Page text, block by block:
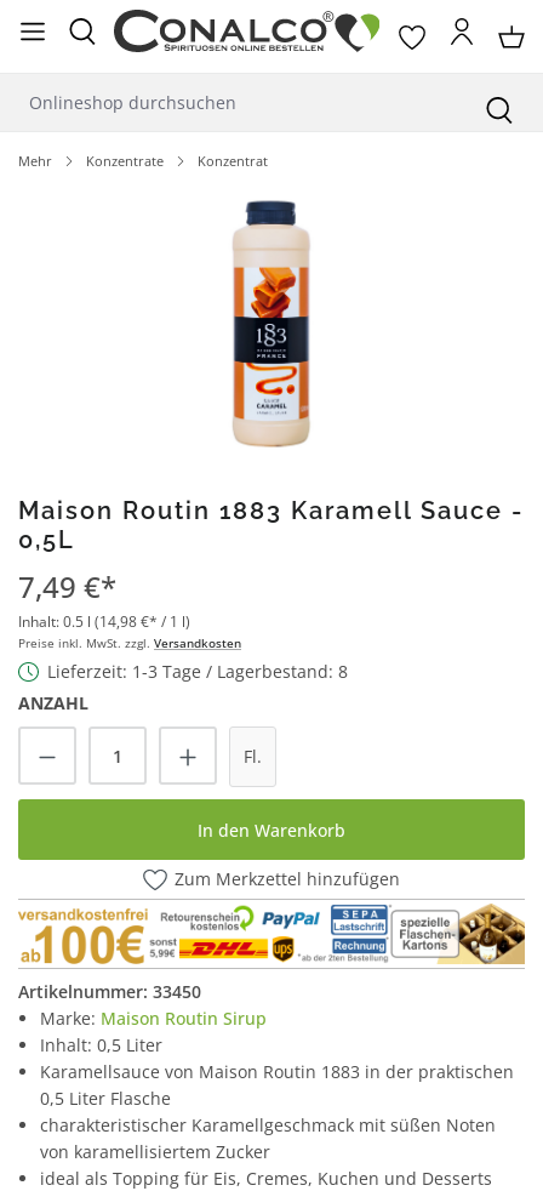
springen
Mehr Konzentrate Konzentrat
Maison Routin 1883 Karamell Sauce -
0,5L
7,49 €*
Inhalt:0.5 l (14,98 €* / 1 l)
Preise inkl. MwSt. zzgl. Versandkosten
Lieferzeit: 1-3 Tage / Lagerbestand: 8
ANZAHL
Produkt Anzahl: Gib den gewünschten
Fl.
In den Warenkorb
Zum Merkzettel hinzufügen
Artikelnummer: 33450
Marke: Maison Routin Sirup
Inhalt: 0,5 Liter
Karamellsauce von Maison Routin 1883 in der praktischen
0,5 Liter Flasche
charakteristischer Karamellgeschmack mit süßen Noten
von karamellisiertem Zucker
ideal als Topping für Eis, Cremes, Kuchen und Desserts